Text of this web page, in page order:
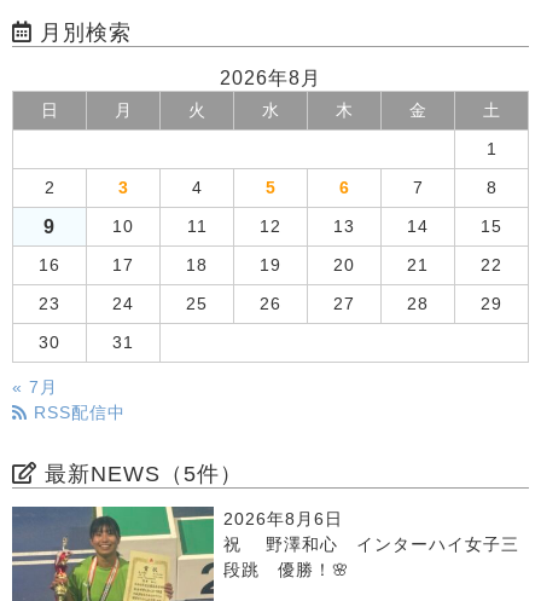
月別検索
2026年8月
日 月 火 水 木 金 土
1
2 3 4 5 6 7 8
9 10 11 12 13 14 15
16 17 18 19 20 21 22
23 24 25 26 27 28 29
30 31
« 7月
RSS配信中
最新NEWS（5件）
2026年8月6日
祝 野澤和心 インターハイ女子三
段跳 優勝！🌸